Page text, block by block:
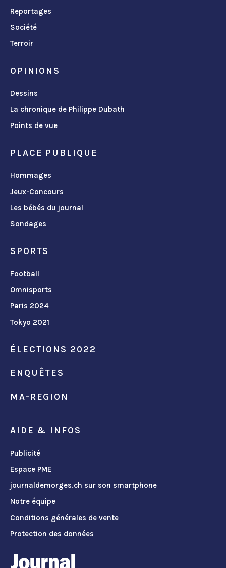
Reportages
Société
Terroir
OPINIONS
Dessins
La chronique de Philippe Dubath
Points de vue
PLACE PUBLIQUE
Hommages
Jeux-Concours
Les bébés du journal
Sondages
SPORTS
Football
Omnisports
Paris 2024
Tokyo 2021
ÉLECTIONS 2022
ENQUÊTES
MA-REGION
AIDE & INFOS
Publicité
Espace PME
journaldemorges.ch sur son smartphone
Notre équipe
Conditions générales de vente
Protection des données